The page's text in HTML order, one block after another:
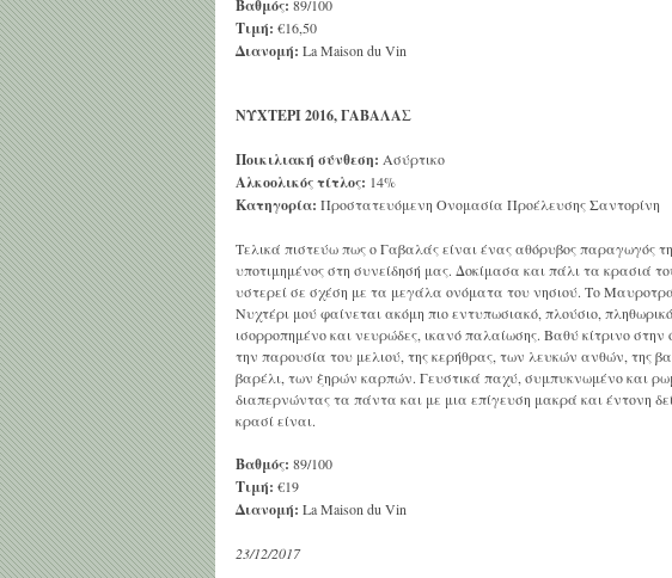
Βαθμός: 89/100
Τιμή: €16,50
Διανομή: La Maison du Vin
ΝΥΧΤΕΡΙ 2016, ΓΑΒΑΛΑΣ
Ποικιλιακή σύνθεση: Ασύρτικο
Αλκοολικός τίτλος: 14%
Κατηγορία: Προστατευόμενη Ονομασία Προέλευσης Σαντορίνη
Τελικά πιστεύω πως ο Γαβαλάς είναι ένας αθόρυβος παραγωγός
υποτιμημένος στη συνείδησή μας. Δοκίμασα και πάλι τα κρασιά
υστερεί σε σχέση με τα μεγάλα ονόματα του νησιού. Το
Νυχτέρι μού φαίνεται ακόμη πιο εντυπωσιακό, πλούσιο,
ισορροπημένο και νευρώδες, ικανό παλαίωσης. Βαθύ κίτρινο
την παρουσία του μελιού, της κερήθρας, των λευκών ανθών, της
βαρέλι, των ξηρών καρπών. Γευστικά παχύ, συμπυκνωμένο και
διαπερνώντας τα πάντα και με μια επίγευση μακρά και έντονη
κρασί είναι.
Βαθμός: 89/100
Τιμή: €19
Διανομή: La Maison du Vin
23/12/2017